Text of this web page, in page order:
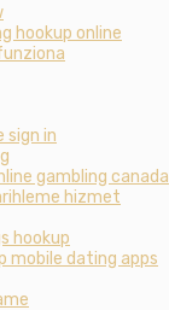
hookup online
sign in
gambling canada
hizmet
hookup
mobile dating apps